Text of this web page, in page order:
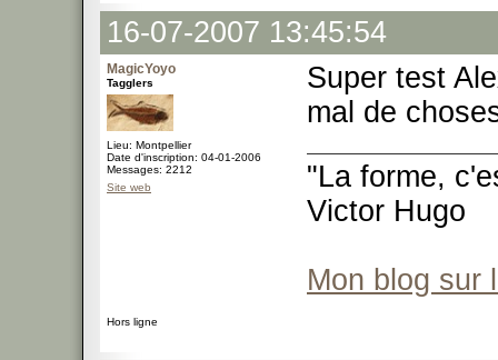
16-07-2007 13:45:54
MagicYoyo
Tagglers
Lieu: Montpellier
Date d'inscription: 04-01-2006
Messages: 2212
Site web
Super test
mal de
"La forme,
Victor Hugo
Mon blog sur
Hors ligne